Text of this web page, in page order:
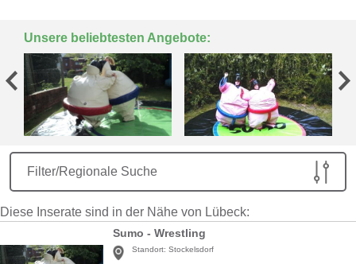
Unsere beliebtesten Angebote:
Filter/Regionale Suche
Diese Inserate sind in der Nähe von Lübeck:
Sumo - Wrestling
Standort: Stockelsdorf